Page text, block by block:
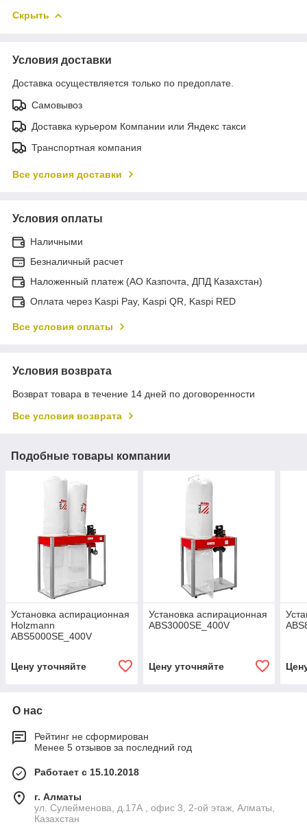
Скрыть
Условия доставки
Доставка осуществляется только по предоплате.
Самовывоз
Доставка курьером Компании или Яндекс такси
Транспортная компания
Все условия доставки
Условия оплаты
Наличными
Безналичный расчет
Наложенный платеж (АО Казпочта, ДПД Казахстан)
Оплата через Kaspi Pay, Kaspi QR, Kaspi RED
Все условия оплаты
Условия возврата
Возврат товара в течение 14 дней по договоренности
Все условия возврата
Подобные товары компании
Установка аспирационная
Holzmann
ABS5000SE_400V
Цену уточняйте
Установка аспирационная
ABS3000SE_400V
Цену уточняйте
О нас
Рейтинг не сформирован
Менее 5 отзывов за последний год
Работает с 15.10.2018
г. Алматы
ул. Сулейменова, д.17А , офис 3, 2-ой этаж, Алматы,
Казахстан